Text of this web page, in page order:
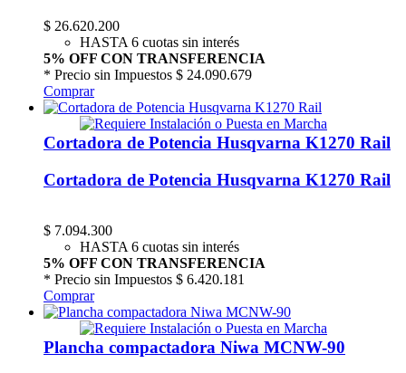
$ 26.620.200
HASTA 6 cuotas sin interés
5% OFF CON TRANSFERENCIA
* Precio sin Impuestos $ 24.090.679
Comprar
Cortadora de Potencia Husqvarna K1270 Rail
Cortadora de Potencia Husqvarna K1270 Rail
$ 7.094.300
HASTA 6 cuotas sin interés
5% OFF CON TRANSFERENCIA
* Precio sin Impuestos $ 6.420.181
Comprar
Plancha compactadora Niwa MCNW-90